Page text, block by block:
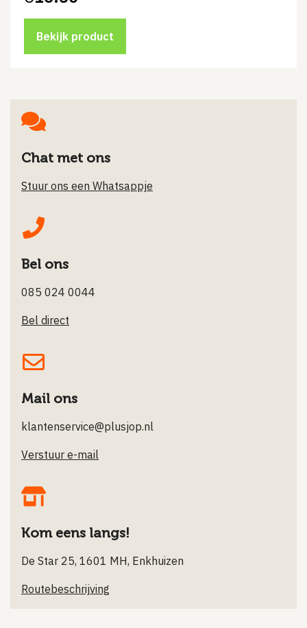
was:
€18.76.
is:
€16.50.
Bekijk product
Chat met ons
Stuur ons een Whatsappje
Bel ons
085 024 0044
Bel direct
Mail ons
klantenservice@plusjop.nl
Verstuur e-mail
Kom eens langs!
De Star 25, 1601 MH, Enkhuizen
Routebeschrijving